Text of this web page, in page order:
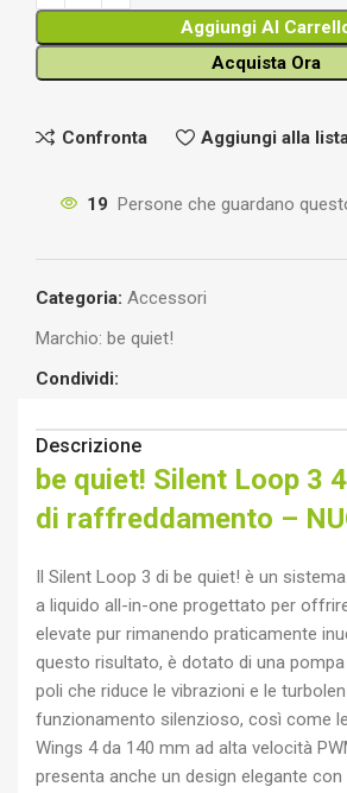
Aggiungi Al
Acquista Ora
Confronta Aggiungi alla
19 Persone che guardano
Categoria: Accessori
Marchio: be quiet!
Condividi:
Descrizione
be quiet! Silent Loop 3
di raffreddamento –
Il Silent Loop 3 di be quiet! è un
a liquido all-in-one progettato per
elevate pur rimanendo praticamente
questo risultato, è dotato di una
poli che riduce le vibrazioni e le
funzionamento silenzioso, così come
Wings 4 da 140 mm ad alta velocità
presenta anche un design elegante con